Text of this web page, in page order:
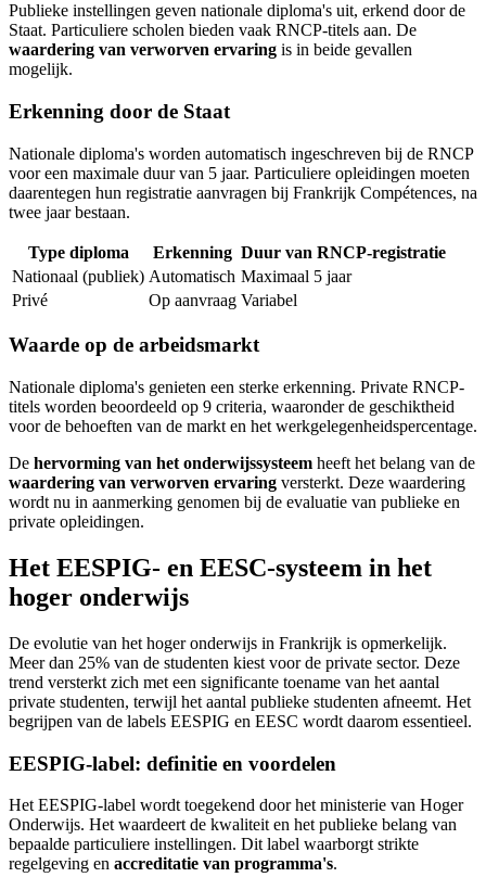
Publieke instellingen geven nationale diploma's uit, erkend door de
Staat. Particuliere scholen bieden vaak RNCP-titels aan. De
waardering van verworven ervaring is in beide gevallen
mogelijk.
Erkenning door de Staat
Nationale diploma's worden automatisch ingeschreven bij de RNCP
voor een maximale duur van 5 jaar. Particuliere opleidingen moeten
daarentegen hun registratie aanvragen bij Frankrijk Compétences, na
twee jaar bestaan.
Type diploma Erkenning Duur van RNCP-registratie
Nationaal (publiek) Automatisch Maximaal 5 jaar
Privé
Op aanvraag Variabel
Waarde op de arbeidsmarkt
Nationale diploma's genieten een sterke erkenning. Private RNCP-
titels worden beoordeeld op 9 criteria, waaronder de geschiktheid
voor de behoeften van de markt en het werkgelegenheidspercentage.
De hervorming van het onderwijssysteem heeft het belang van de
waardering van verworven ervaring versterkt. Deze waardering
wordt nu in aanmerking genomen bij de evaluatie van publieke en
private opleidingen.
Het EESPIG- en EESC-systeem in het
hoger onderwijs
De evolutie van het hoger onderwijs in Frankrijk is opmerkelijk.
Meer dan 25% van de studenten kiest voor de private sector. Deze
trend versterkt zich met een significante toename van het aantal
private studenten, terwijl het aantal publieke studenten afneemt. Het
begrijpen van de labels EESPIG en EESC wordt daarom essentieel.
EESPIG-label: definitie en voordelen
Het EESPIG-label wordt toegekend door het ministerie van Hoger
Onderwijs. Het waardeert de kwaliteit en het publieke belang van
bepaalde particuliere instellingen. Dit label waarborgt strikte
regelgeving en accreditatie van programma's.